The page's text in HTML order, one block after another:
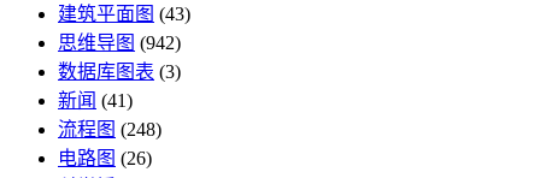
建筑平面图 (43)
思维导图 (942)
数据库图表 (3)
新闻 (41)
流程图 (248)
电路图 (26)